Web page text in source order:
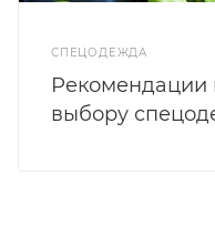
СПЕЦОДЕЖДА
Рекомендации
выбору